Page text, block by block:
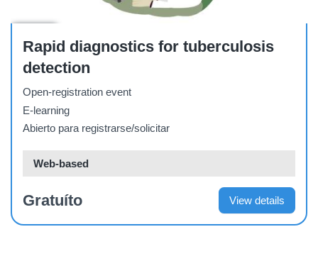
Rapid diagnostics for tuberculosis
detection
Open-registration event
E-learning
Abierto para registrarse/solicitar
Web-based
Gratuíto View details